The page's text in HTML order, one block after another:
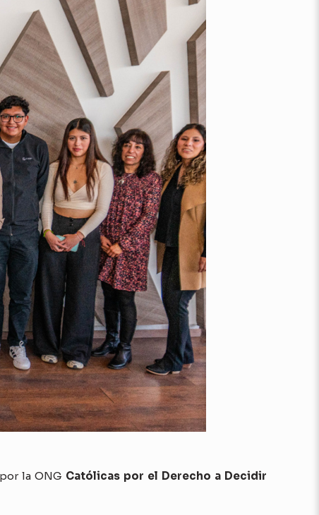
la ONG Católicas por el Derecho a Decidir